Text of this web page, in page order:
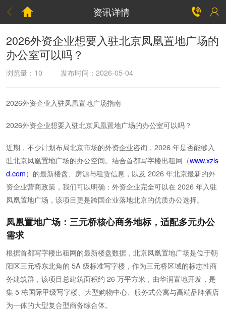
  资讯详情 
2026外资企业想要入驻北京凤凰置地广场的
办公室可以吗？
浏览量： 10 发布时间：2026-05-04
2026外资企业入驻凤凰置地广场指南
2026外资企业想要入驻北京凤凰置地广场的办公室可以吗？
近期，不少计划布局北京市场的外资企业咨询，2026 年是否能够入
驻北京凤凰置地广场的办公空间。结合首都写字楼出租网（www.xzls
d.com）的最新楼盘、房源与租赁信息，以及 2026 年北京最新的外
资企业营商政策，我们可以明确：外资企业完全可以在 2026 年入驻
凤凰置地广场，该项目更是跨国企业落地北京的优质办公选择。
凤凰置地广场：三元桥核心商务地标，适配多元办公
需求
根据首都写字楼出租网的最新楼盘数据，北京凤凰置地广场是位于朝
阳区三元桥东北角的 5A 级标准写字楼，作为三元桥区域的标志性商
务建筑群，该项目总建筑面积约 26 万平方米，由华润置地开发，是
集 5 栋国际甲级写字楼、大型购物中心、服务式公寓与高端品牌酒店
为一体的大型复合型商务综合体。